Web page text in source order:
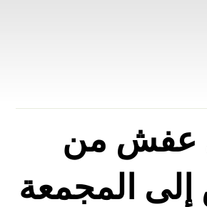
عفش من
إلى المجمعة